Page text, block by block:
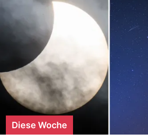
Diese Woche